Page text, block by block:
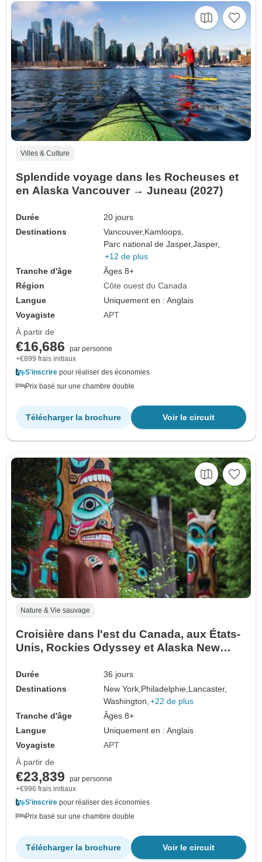
Villes & Culture
Splendide voyage dans les Rocheuses et
en Alaska Vancouver → Juneau (2027)
Durée
20 jours
Destinations
Vancouver,Kamloops,
Parc national de Jasper,Jasper,
+12 de plus
Tranche d'âge
Âges 8+
Région
Côte ouest du Canada
Langue
Uniquement en : Anglais
Voyagiste
APT
À partir de
€16,686
par personne
+€899 frais initiaux
S'inscrire pour réaliser des économies
Prix basé sur une chambre double
Voir le circuit
Télécharger la brochure
Nature & Vie sauvage
Croisière dans l'est du Canada, aux États-
Unis, Rockies Odyssey et Alaska New
Durée
36 jours
Destinations
New York, Philadelphie, Lancaster,
Washington, +22 de plus
Tranche d'âge
Âges 8+
Langue
Uniquement en : Anglais
Voyagiste
APT
À partir de
€23,839
par personne
+€996 frais initiaux
S'inscrire pour réaliser des économies
Prix basé sur une chambre double
Voir le circuit
Télécharger la brochure